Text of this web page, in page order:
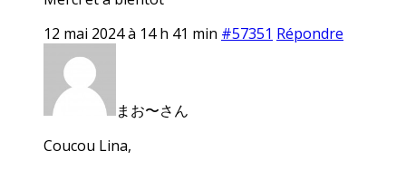
12 mai 2024 à 14 h 41 min #57351 Répondre
まお〜さん
Coucou Lina,